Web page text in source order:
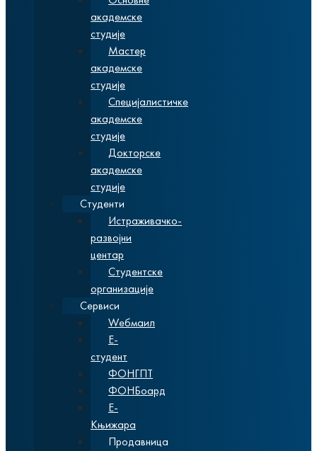
академске
студије
Мастер
академске
студије
Специјалистичке
академске
студије
Докторске
академске
студије
Студенти
Истраживачко-
развојни
центар
Студентске
организације
Сервиси
Wебмаил
Е-
студент
ФОНГПТ
ФОНБоард
Е-
Књижара
Продавница